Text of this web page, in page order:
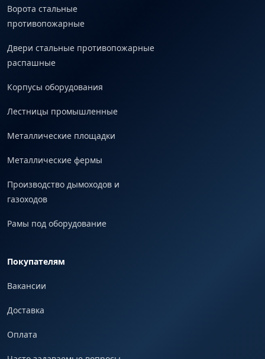
Ворота стальные
противопожарные
Двери стальные противопожарные
распашные
Корпусы оборудования
Лестницы промышленные
Металлические площадки
Металлические фермы
Производство дымоходов и
газоходов
Рамы под оборудование
Покупателям
Вакансии
Доставка
Оплата